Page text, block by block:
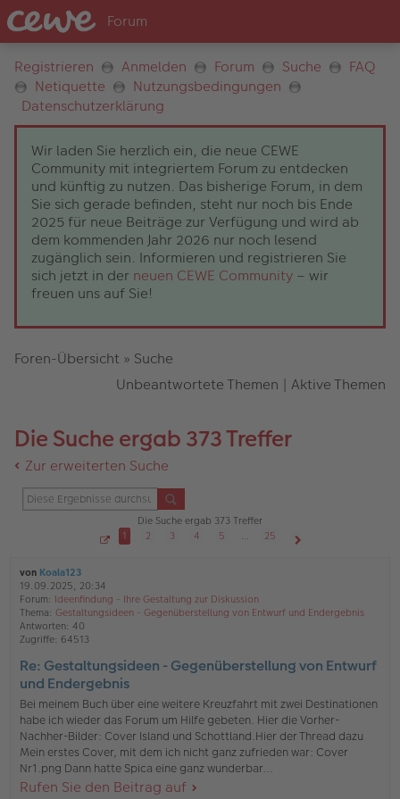
Registrieren Anmelden Forum Suche
FAQ
Netiquette
Nutzungsbedingungen
Datenschutzerklärung
Wir laden Sie herzlich ein, die neue CEWE
Community mit integriertem Forum zu entdecken
und künftig zu nutzen. Das bisherige Forum, in dem
Sie sich gerade befinden, steht nur noch bis Ende
2025 für neue Beiträge zur Verfügung und wird ab
dem kommenden Jahr 2026 nur noch lesend
zugänglich sein. Informieren und registrieren Sie
sich jetzt in der neuen CEWE Community – wir
freuen uns auf Sie!
Foren-Übersicht » Suche
Unbeantwortete Themen | Aktive Themen
Die Suche ergab 373 Treffer
Zur erweiterten Suche
Die Suche ergab 373 Treffer
t
e
1
v
o
1 2 3 4 5 …
25
von Koala123
19.09.2025, 20:34
Forum: Ideenfindung - Ihre Gestaltung zur Diskussion
Thema: Gestaltungsideen - Gegenüberstellung von Entwurf und Endergebnis
Antworten: 40
Zugriffe: 64513
Re: Gestaltungsideen - Gegenüberstellung von Entwurf
und Endergebnis
Bei meinem Buch über eine weitere Kreuzfahrt mit zwei Destinationen
habe ich wieder das Forum um Hilfe gebeten. Hier die Vorher-
Nachher-Bilder: Cover Island und Schottland.Hier der Thread dazu
Mein erstes Cover, mit dem ich nicht ganz zufrieden war: Cover
Nr1.png Dann hatte Spica eine ganz wunderbar...
Rufen Sie den Beitrag auf